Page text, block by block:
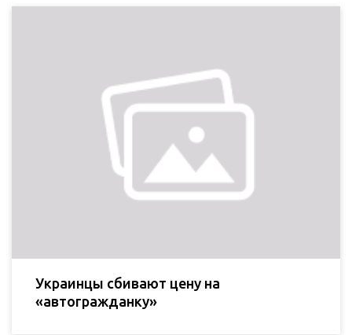
Украинцы сбивают цену на
«автогражданку»